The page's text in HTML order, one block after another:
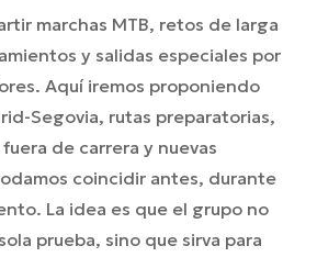
marchas MTB, retos de larga
y salidas especiales por
Aquí iremos proponiendo
Segovia, rutas preparatorias,
de carrera y nuevas
coincidir antes, durante
La idea es que el grupo no
prueba, sino que sirva para